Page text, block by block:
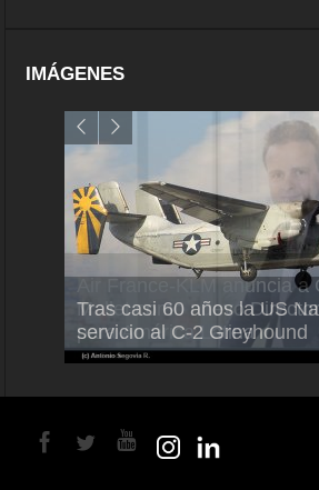
IMÁGENES
Tras casi 60 años la US
servicio al C-2 Greyhound
Air France-KLM anuncia a
Mallet como nuevo
para América Latina